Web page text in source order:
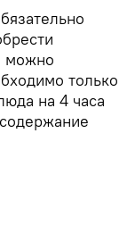
можно
только
на 4 часа